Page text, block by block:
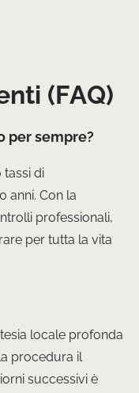
(FAQ)
per sempre?
tassi di
anni. Con la
professionali,
per tutta la vita
locale profonda
procedura il
successivi è